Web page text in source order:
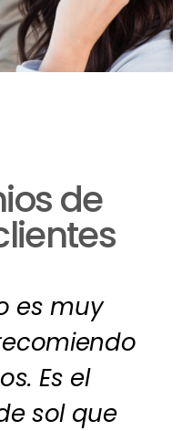
de
es muy
Es el
sol que